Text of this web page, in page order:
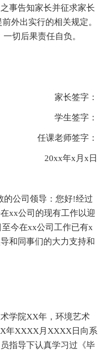
事告知家长并征求家长
外出实行的相关规定。
切后果责任自负。
家长签字：
学生签字：
任课老师签字：
20xx年x月x日
的公司领导：您好!经过
xx公司的现有工作以迎
今在xx公司工作已有x
和同事们的大力支持和
学院XX年，环境艺术
年XXXX月XXXX日向系
指导下认真学习过《毕